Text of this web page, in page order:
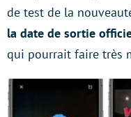
de test de la
la date de sortie
qui pourrait faire très